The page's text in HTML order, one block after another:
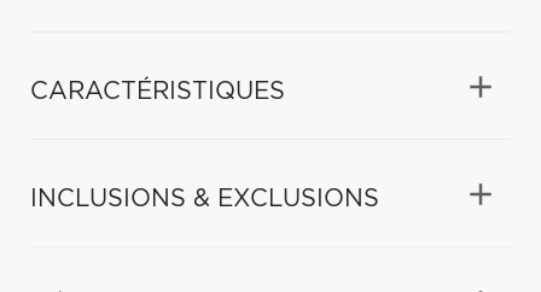
CARACTÉRISTIQUES
INCLUSIONS & EXCLUSIONS